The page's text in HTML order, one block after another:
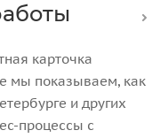
карточка
мы показываем, как
и других
процессы с